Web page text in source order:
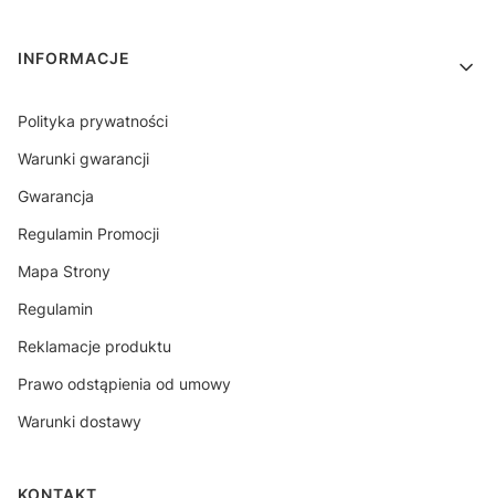
INFORMACJE
Polityka prywatności
Warunki gwarancji
Gwarancja
Regulamin Promocji
Mapa Strony
Regulamin
Reklamacje produktu
Prawo odstąpienia od umowy
Warunki dostawy